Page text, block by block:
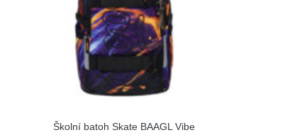
Školní batoh Skate BAAGL Vibe